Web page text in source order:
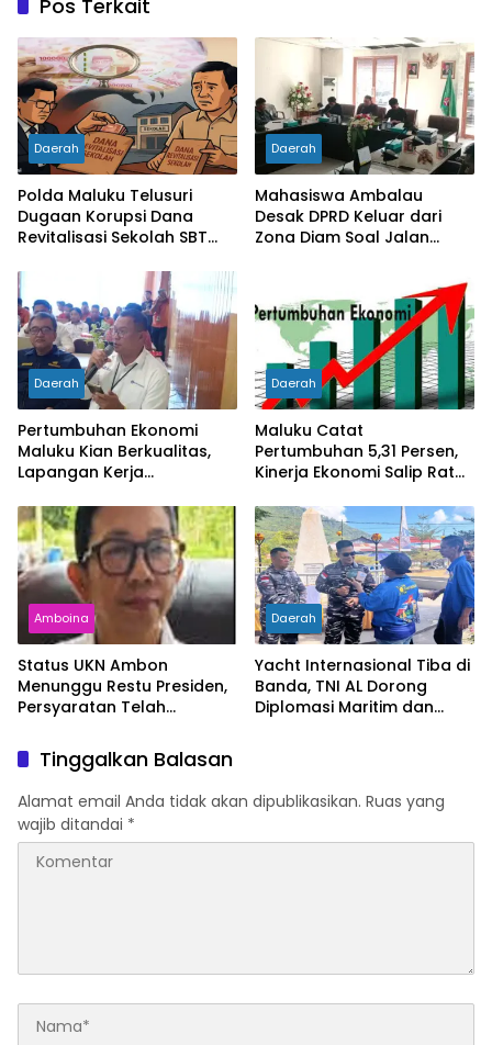
Pos Terkait
Daerah
Polda Maluku Telusuri
Dugaan Korupsi Dana
Revitalisasi Sekolah SBT
Diperiksa
Daerah
Mahasiswa Ambalau
Desak DPRD Keluar dari
Zona Diam Soal Jalan
Daerah
Pertumbuhan Ekonomi
Maluku Kian Berkualitas,
Lapangan Kerja
Kemiskinan Turun
Daerah
Maluku Catat
Pertumbuhan 5,31 Persen,
Kinerja Ekonomi Salip Rata-
Amboina
Status UKN Ambon
Menunggu Restu Presiden,
Persyaratan Telah
Daerah
Yacht Internasional Tiba di
Banda, TNI AL Dorong
Diplomasi Maritim dan
Tinggalkan Balasan
Alamat email Anda tidak akan dipublikasikan. Ruas yang
wajib ditandai *